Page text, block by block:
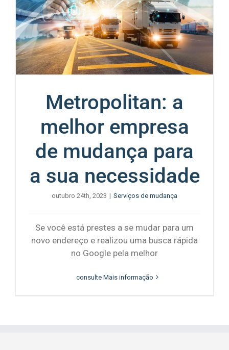
Metropolitan: a
melhor empresa
de mudança para
a sua necessidade
outubro 24th, 2023 | Serviços de mudança
Se você está prestes a se mudar para um
novo endereço e realizou uma busca rápida
no Google pela melhor
consulte Mais informação